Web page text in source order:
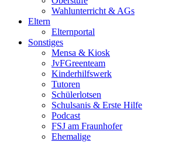
Wahlunterricht & AGs
Eltern
Elternportal
Sonstiges
Mensa & Kiosk
JvFGreenteam
Kinderhilfswerk
Tutoren
Schülerlotsen
Schulsanis & Erste Hilfe
Podcast
FSJ am Fraunhofer
Ehemalige